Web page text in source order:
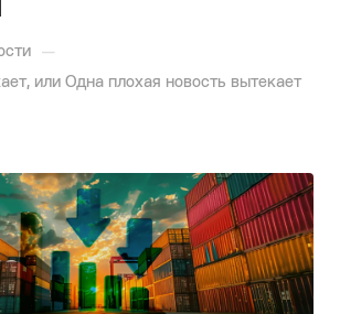
—
или Одна плохая новость вытекает